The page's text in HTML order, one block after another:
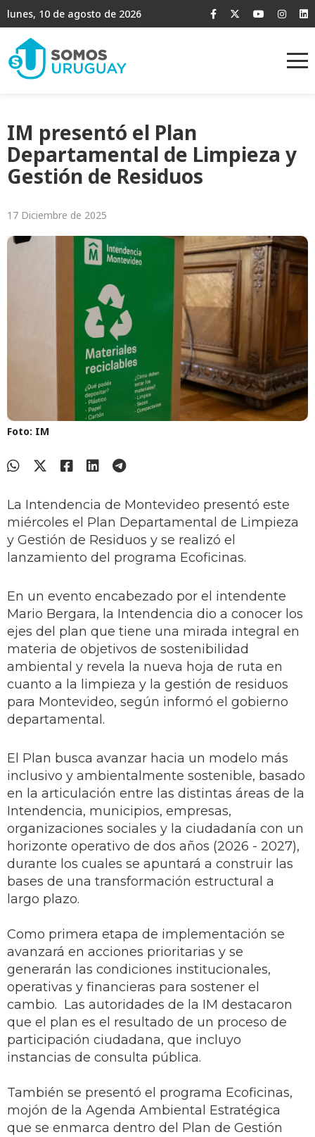
lunes, 10 de agosto de 2026
IM presentó el Plan
Departamental de Limpieza y
Gestión de Residuos
17 Diciembre de 2025
Foto: IM
La Intendencia de Montevideo presentó este
miércoles el Plan Departamental de Limpieza
y Gestión de Residuos y se realizó el
lanzamiento del programa Ecoficinas.
En un evento encabezado por el intendente
Mario Bergara, la Intendencia dio a conocer los
ejes del plan que tiene una mirada integral en
materia de objetivos de sostenibilidad
ambiental y revela la nueva hoja de ruta en
cuanto a la limpieza y la gestión de residuos
para Montevideo, según informó el gobierno
departamental.
El Plan busca avanzar hacia un modelo más
inclusivo y ambientalmente sostenible, basado
en la articulación entre las distintas áreas de la
Intendencia, municipios, empresas,
organizaciones sociales y la ciudadanía con un
horizonte operativo de dos años (2026 - 2027),
durante los cuales se apuntará a construir las
bases de una transformación estructural a
largo plazo.
Como primera etapa de implementación se
avanzará en acciones prioritarias y se
generarán las condiciones institucionales,
operativas y financieras para sostener el
cambio. Las autoridades de la IM destacaron
que el plan es el resultado de un proceso de
participación ciudadana, que incluyo
instancias de consulta pública.
También se presentó el programa Ecoficinas,
mojón de la Agenda Ambiental Estratégica
que se enmarca dentro del Plan de Gestión